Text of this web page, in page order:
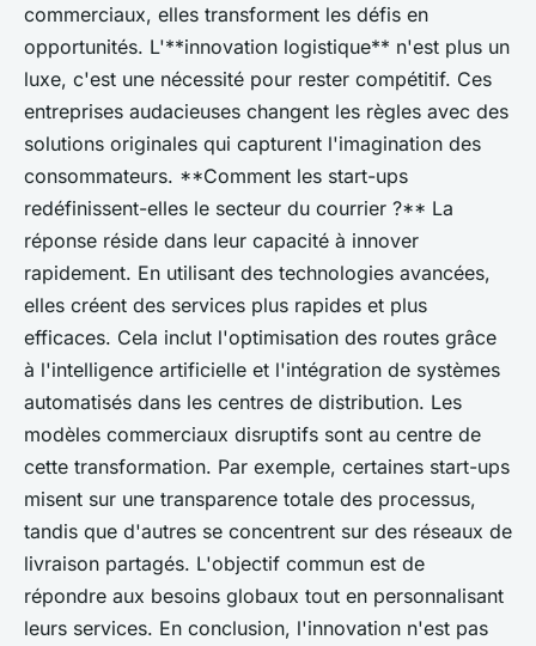
commerciaux, elles transforment les défis en
opportunités. L'**innovation logistique** n'est plus un
luxe, c'est une nécessité pour rester compétitif. Ces
entreprises audacieuses changent les règles avec des
solutions originales qui capturent l'imagination des
consommateurs. **Comment les start-ups
redéfinissent-elles le secteur du courrier ?** La
réponse réside dans leur capacité à innover
rapidement. En utilisant des technologies avancées,
elles créent des services plus rapides et plus
efficaces. Cela inclut l'optimisation des routes grâce
à l'intelligence artificielle et l'intégration de systèmes
automatisés dans les centres de distribution. Les
modèles commerciaux disruptifs sont au centre de
cette transformation. Par exemple, certaines start-ups
misent sur une transparence totale des processus,
tandis que d'autres se concentrent sur des réseaux de
livraison partagés. L'objectif commun est de
répondre aux besoins globaux tout en personnalisant
leurs services. En conclusion, l'innovation n'est pas